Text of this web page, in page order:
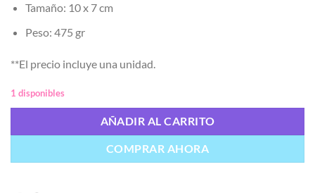
Tamaño: 10 x 7 cm
Peso: 475 gr
**El precio incluye una unidad.
1 disponibles
AÑADIR AL CARRITO
COMPRAR AHORA